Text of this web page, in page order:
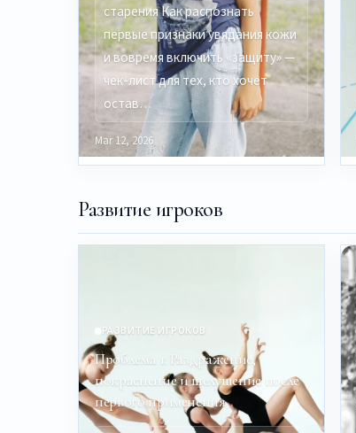
старения Как распознать
первые признаки увядания кожи
и вовремя включить «защиту» —
чек-лист для тех, кто хочет
остав…
Mar 12, 2026
Развитие игроков
РАЗВИТИЕ ИГРОКОВ
Проблема 1: Раздражение,
покраснение и шелушение после
первого применения